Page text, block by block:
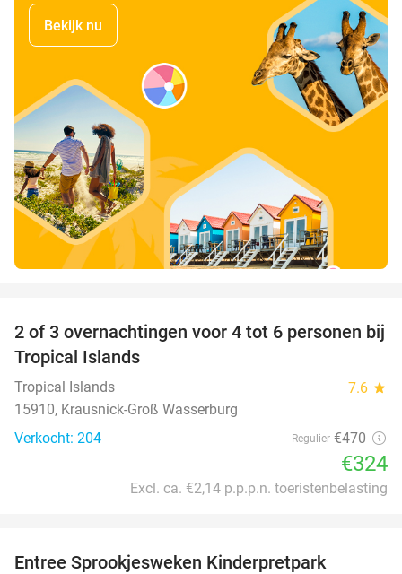
Bekijk nu
31%
2 of 3 overnachtingen voor 4 tot 6 personen bij
Tropical Islands
Tropical Islands 7.6 star
15910, Krausnick-Groß Wasserburg
Verkocht: 204
Regulier €470
€324
Excl. ca. €2,14 p.p.p.n. toeristenbelasting
Entree Sprookjesweken Kinderpretpark